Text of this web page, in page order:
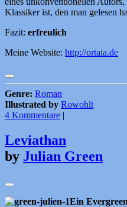
Klassiker ist, den man gelesen
Fazit: erfreulich
Meine Website: http://ortaia.de
Genre: Roman
Illustrated by Rowohlt
4 Kommentare |
Leviathan
by Julian Green
Ein Evergreen